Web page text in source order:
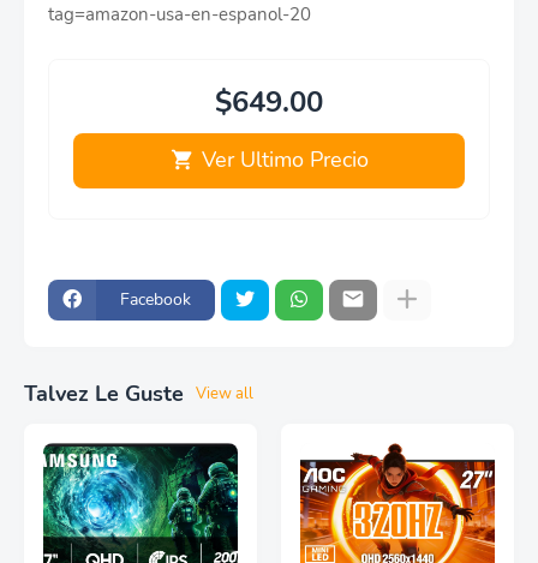
tag=amazon-usa-en-espanol-20
$649.00
Ver Ultimo Precio
Facebook
Talvez Le Guste View all